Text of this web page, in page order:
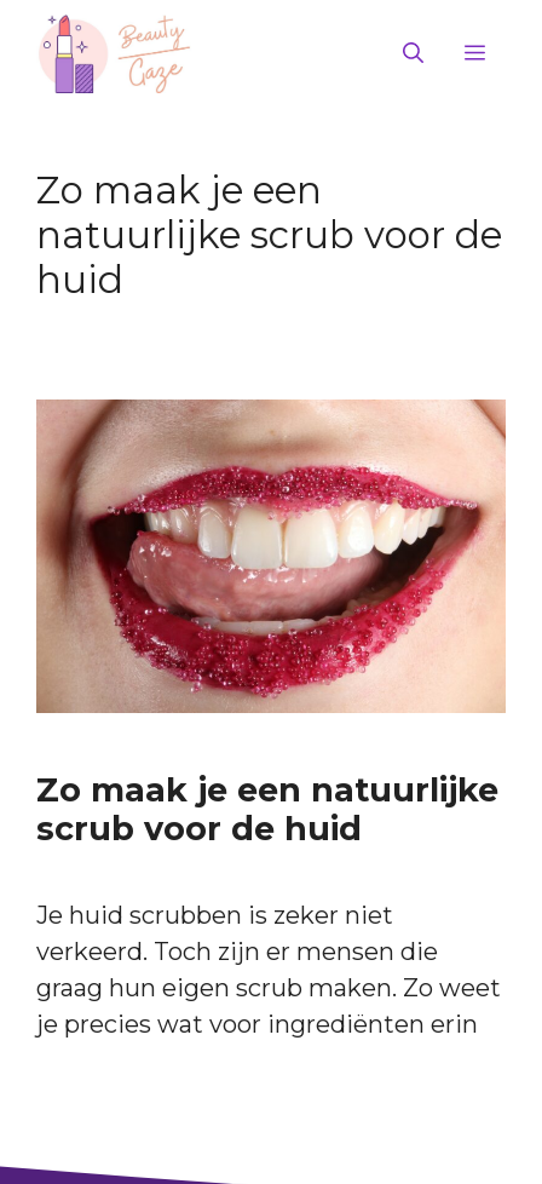
naar
Zo maak je een
natuurlijke scrub voor de
huid
Zo maak je een natuurlijke
scrub voor de huid
Je huid scrubben is zeker niet
verkeerd. Toch zijn er mensen die
graag hun eigen scrub maken. Zo weet
je precies wat voor ingrediënten erin